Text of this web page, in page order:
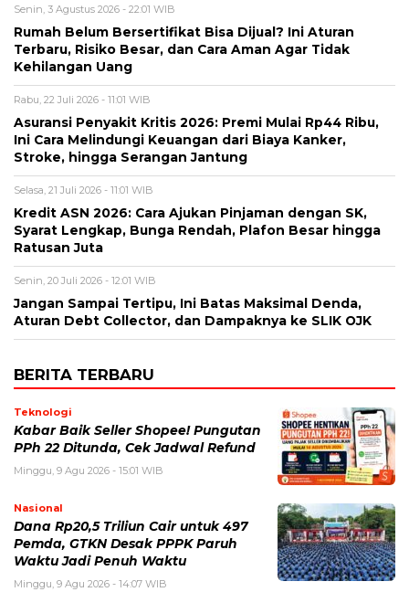
Senin, 3 Agustus 2026 - 22:01 WIB
Rumah Belum Bersertifikat Bisa Dijual? Ini Aturan
Terbaru, Risiko Besar, dan Cara Aman Agar Tidak
Kehilangan Uang
Rabu, 22 Juli 2026 - 11:01 WIB
Asuransi Penyakit Kritis 2026: Premi Mulai Rp44 Ribu,
Ini Cara Melindungi Keuangan dari Biaya Kanker,
Stroke, hingga Serangan Jantung
Selasa, 21 Juli 2026 - 11:01 WIB
Kredit ASN 2026: Cara Ajukan Pinjaman dengan SK,
Syarat Lengkap, Bunga Rendah, Plafon Besar hingga
Ratusan Juta
Senin, 20 Juli 2026 - 12:01 WIB
Jangan Sampai Tertipu, Ini Batas Maksimal Denda,
Aturan Debt Collector, dan Dampaknya ke SLIK OJK
BERITA TERBARU
Teknologi
Kabar Baik Seller Shopee! Pungutan
PPh 22 Ditunda, Cek Jadwal Refund
Minggu, 9 Agu 2026 - 15:01 WIB
Nasional
Dana Rp20,5 Triliun Cair untuk 497
Pemda, GTKN Desak PPPK Paruh
Waktu Jadi Penuh Waktu
Minggu, 9 Agu 2026 - 14:07 WIB